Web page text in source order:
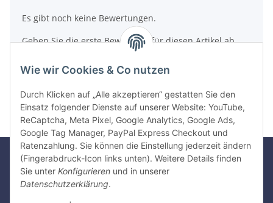
Wie wir Cookies & Co nutzen
Durch Klicken auf „Alle akzeptieren“ gestatten Sie den
Einsatz folgender Dienste auf unserer Website: YouTube,
ReCaptcha, Meta Pixel, Google Analytics, Google Ads,
Google Tag Manager, PayPal Express Checkout und
Ratenzahlung. Sie können die Einstellung jederzeit ändern
(Fingerabdruck-Icon links unten). Weitere Details finden
Sie unter Konfigurieren und in unserer
Datenschutzerklärung.
Es gibt noch keine Bewertungen.
Geben Sie die erste Bewertung für diesen Artikel ab
und helfen Sie Anderen bei der Kaufentscheidung
Gesetzliche Informationen